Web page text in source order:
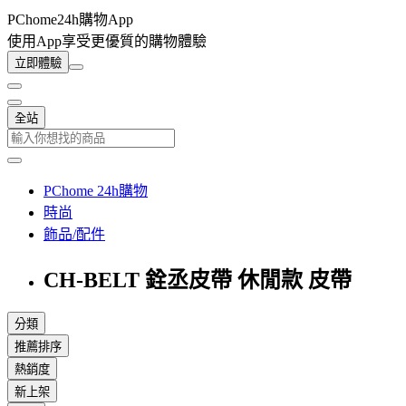
PChome24h購物App
使用App享受更優質的購物體驗
立即體驗
全站
PChome 24h購物
時尚
飾品/配件
CH-BELT 銓丞皮帶 休閒款 皮帶
分類
推薦排序
熱銷度
新上架